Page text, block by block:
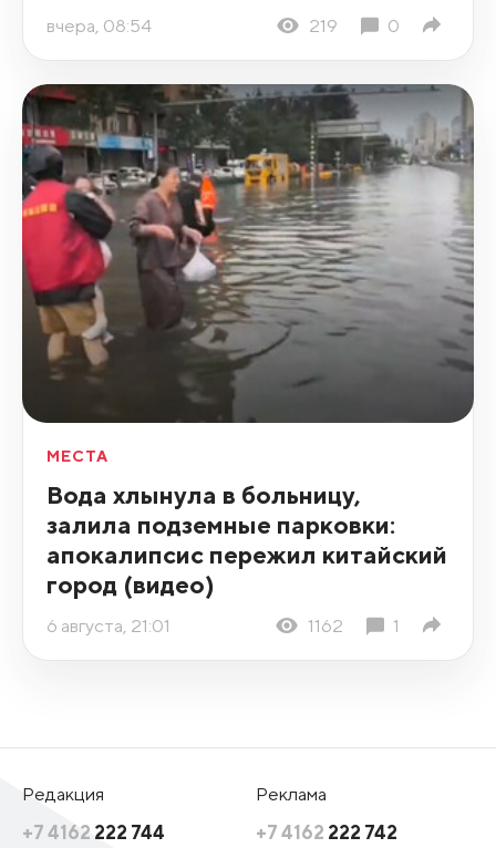
вчера, 08:54 219 0
МЕСТА
Вода хлынула в больницу,
залила подземные парковки:
апокалипсис пережил китайский
город (видео)
6 августа, 21:01 1162 1
Редакция
+7 4162 222 744
Реклама
+7 4162 222 742